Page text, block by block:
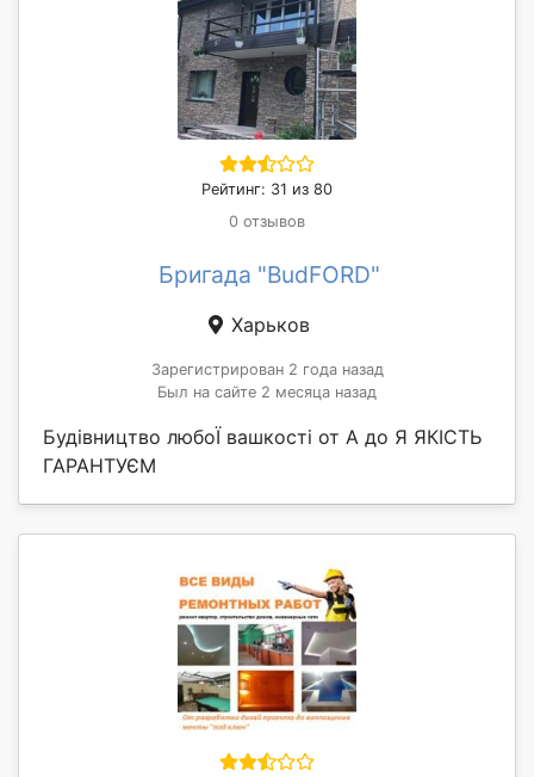
Рейтинг: 31 из 80
0 отзывов
Бригада "BudFORD"
Харьков
Зарегистрирован 2 года назад
Был на сайте 2 месяца назад
Будівництво любоЇ вашкості от А до Я ЯКІСТЬ
ГАРАНТУЄМ